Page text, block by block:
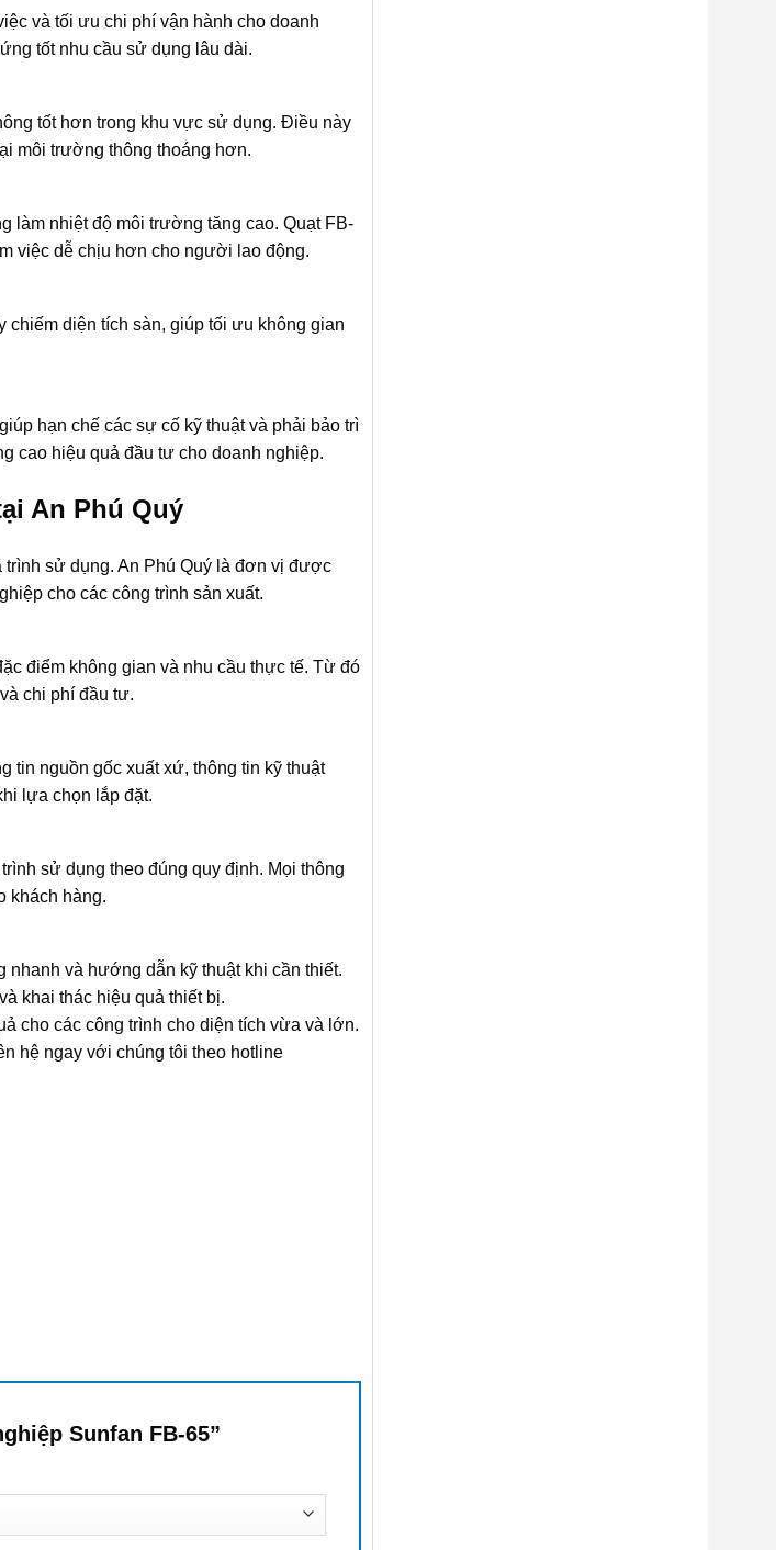
và tối ưu chi phí vận hành cho doanh
tốt nhu cầu sử dụng lâu dài.
tốt hơn trong khu vực sử dụng. Điều này
môi trường thông thoáng hơn.
làm nhiệt độ môi trường tăng cao. Quạt FB-
việc dễ chịu hơn cho người lao động.
diện tích sàn, giúp tối ưu không gian
hạn chế các sự cố kỹ thuật và phải bảo trì
cao hiệu quả đầu tư cho doanh nghiệp.
An Phú Quý
trình sử dụng. An Phú Quý là đơn vị được
cho các công trình sản xuất.
điểm không gian và nhu cầu thực tế. Từ đó
chi phí đầu tư.
tin nguồn gốc xuất xứ, thông tin kỹ thuật
lựa chọn lắp đặt.
sử dụng theo đúng quy định. Mọi thông
khách hàng.
nhanh và hướng dẫn kỹ thuật khi cần thiết.
khai thác hiệu quả thiết bị.
cho các công trình cho diện tích vừa và lớn.
hệ ngay với chúng tôi theo hotline
Sunfan FB-65”